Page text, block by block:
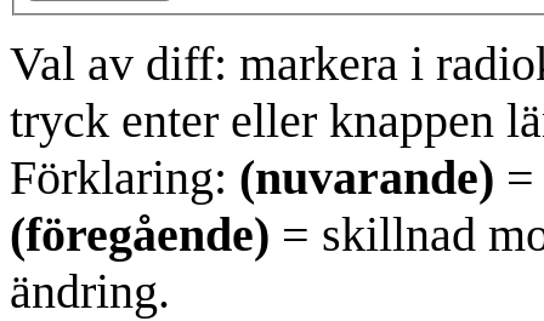
Val av diff: markera i
tryck enter eller knappen
Förklaring: (nuvarande)
(föregående) = skillnad
ändring.